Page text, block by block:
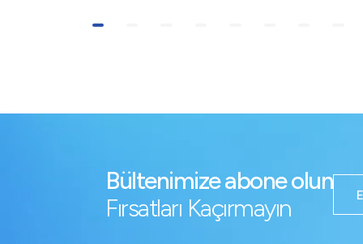
Bültenimize abone olun
Fırsatları Kaçırmayın